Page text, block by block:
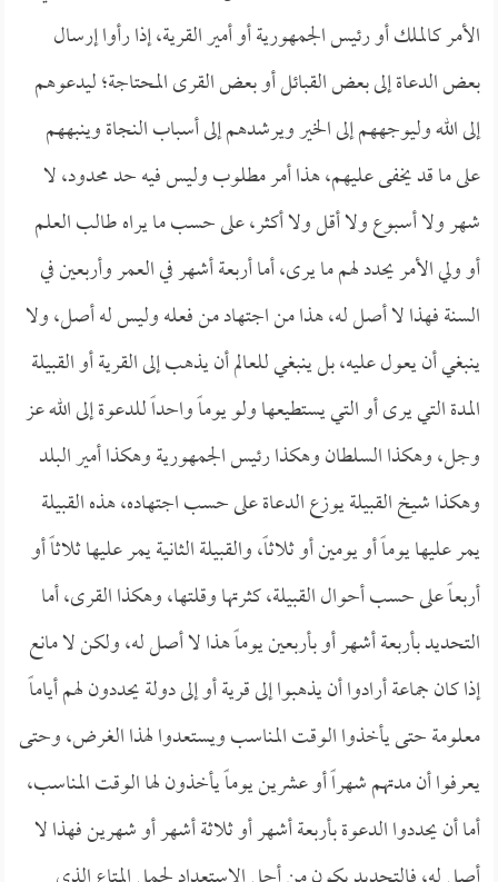
الأمر كالملك أو رئيس الجمهورية أو أمير القرية، إذا رأوا إرسال
بعض الدعاة إلى بعض القبائل أو بعض القرى المحتاجة؛ ليدعوهم
إلى الله وليوجههم إلى الخير ويرشدهم إلى أسباب النجاة وينبههم
على ما قد يخفى عليهم، هذا أمر مطلوب وليس فيه حد محدود، لا
شهر ولا أسبوع ولا أقل ولا أكثر، على حسب ما يراه طالب العلم
أو ولي الأمر يحدد لهم ما يرى، أما أربعة أشهر في العمر وأربعين في
السنة فهذا لا أصل له، هذا من اجتهاد من فعله وليس له أصل، ولا
ينبغي أن يعول عليه، بل ينبغي للعالم أن يذهب إلى القرية أو القبيلة
المدة التي يرى أو التي يستطيعها ولو يوماً واحداً للدعوة إلى الله عز
وجل، وهكذا السلطان وهكذا رئيس الجمهورية وهكذا أمير البلد
وهكذا شيخ القبيلة يوزع الدعاة على حسب اجتهاده، هذه القبيلة
يمر عليها يوماً أو يومين أو ثلاثاً، والقبيلة الثانية يمر عليها ثلاثاً أو
أربعاً على حسب أحوال القبيلة، كثرتها وقلتها، وهكذا القرى، أما
التحديد بأربعة أشهر أو بأربعين يوماً هذا لا أصل له، ولكن لا مانع
إذا كان جماعة أرادوا أن يذهبوا إلى قرية أو إلى دولة يحددون لهم أياماً
معلومة حتى يأخذوا الوقت المناسب ويستعدوا لهذا الغرض، وحتى
يعرفوا أن مدتهم شهراً أو عشرين يوماً يأخذون لها الوقت المناسب،
أما أن يحددوا الدعوة بأربعة أشهر أو ثلاثة أشهر أو شهرين فهذا لا